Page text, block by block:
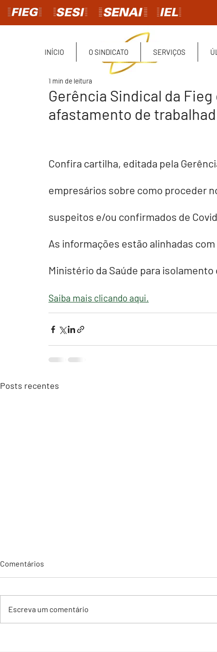
INÍCIO O SINDICATO SERVIÇOS
Gerência Sindical da
afastamento de
1 min de leitura
Confira cartilha, editada pela
empresários sobre como proceder
suspeitos e/ou confirmados de
As informações estão alinhadas
Ministério da Saúde para
Saiba mais clicando aqui.
Posts recentes
Comentários
Escreva um comentário